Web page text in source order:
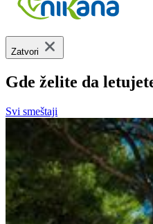
Zatvori
Gde želite da
Svi smeštaji